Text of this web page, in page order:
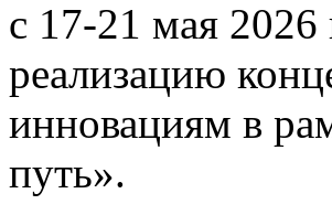
с 17-21 мая 2026
реализацию
инновациям в
путь».